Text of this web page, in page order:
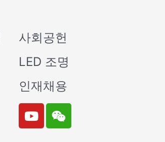
사회공헌
LED 조명
인재채용
Y
o
W
e